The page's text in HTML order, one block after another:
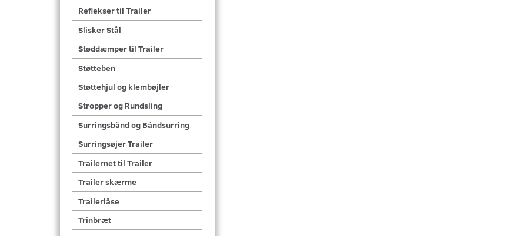
Reflekser til Trailer
Slisker Stål
Støddæmper til Trailer
Støtteben
Støttehjul og klembøjler
Stropper og Rundsling
Surringsbånd og Båndsurring
Surringsøjer Trailer
Trailernet til Trailer
Trailer skærme
Trailerlåse
Trinbræt